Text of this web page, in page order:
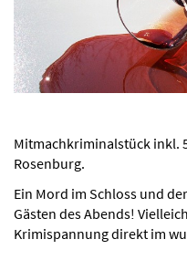
Mitmachkriminalstück inkl.
Rosenburg.
Ein Mord im Schloss und
Gästen des Abends!
Krimispannung direkt im